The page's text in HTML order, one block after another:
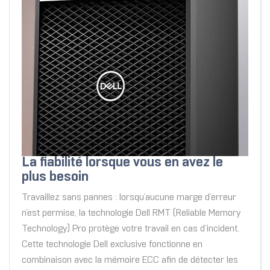
La fiabilité lorsque vous en avez le
plus besoin
Travaillez sans pannes : lorsqu’aucune marge d’erreur
n’est permise, la technologie Dell RMT (Reliable Memory
Technology) Pro protège votre travail en cas d’incident.
Cette technologie Dell exclusive fonctionne en
combinaison avec la mémoire ECC afin de détecter les